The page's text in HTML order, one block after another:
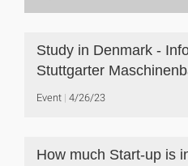
Study in Denmark -
Stuttgarter
Event 4/26/23
How much Start-up is